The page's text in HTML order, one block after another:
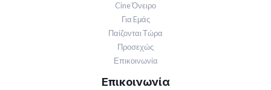
Cine Όνειρο
Για Eμάς
Παίζονται Τώρα
Προσεχώς
Επικοινωνία
Επικοινωνία